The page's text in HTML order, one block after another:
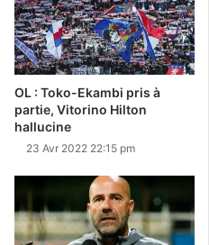
OL : Toko-Ekambi pris à
partie, Vitorino Hilton
hallucine
23 Avr 2022 22:15 pm